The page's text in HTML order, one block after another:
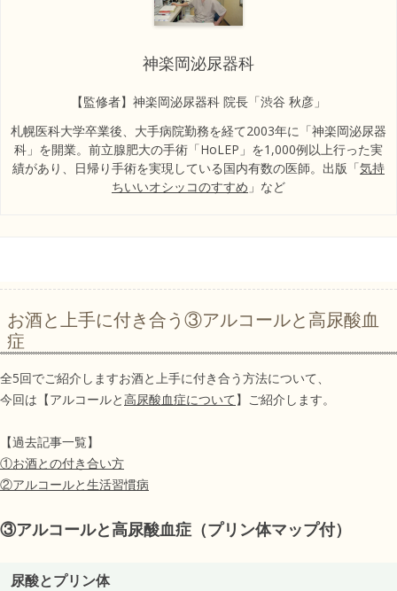
神楽岡泌尿器科
【監修者】神楽岡泌尿器科 院長「渋谷 秋彦」
札幌医科大学卒業後、大手病院勤務を経て2003年に「神楽岡泌尿器
科」を開業。前立腺肥大の手術「HoLEP」を1,000例以上行った実
績があり、日帰り手術を実現している国内有数の医師。出版「気持
ちいいオシッコのすすめ 」など
お酒と上手に付き合う③アルコールと高尿酸血
症
全5回でご紹介しますお酒と上手に付き合う方法について、
今回は【アルコールと高尿酸血症について 】ご紹介します。
【過去記事一覧】
①お酒との付き合い方
②アルコールと生活習慣病
③アルコールと高尿酸血症（プリン体マップ付）
尿酸とプリン体